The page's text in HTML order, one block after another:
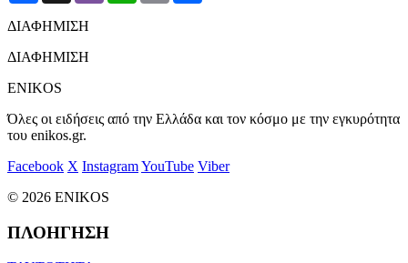
ΔΙΑΦΗΜΙΣΗ
ΔΙΑΦΗΜΙΣΗ
ENIKOS
Όλες οι ειδήσεις από την Ελλάδα και τον κόσμο με την εγκυρότητα
του enikos.gr.
Facebook X InstagramYouTube Viber
© 2026 ENIKOS
ΠΛΟΗΓΗΣΗ